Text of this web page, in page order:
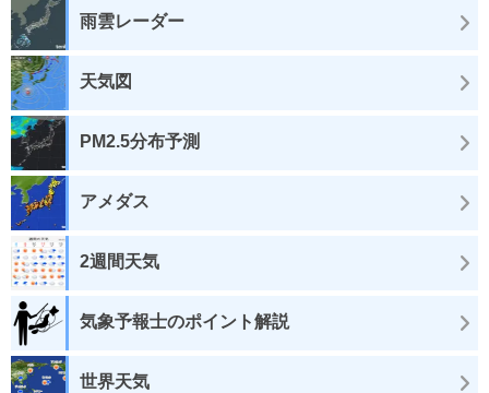
雨雲レーダー
天気図
PM2.5分布予測
アメダス
2週間天気
気象予報士のポイント解説
世界天気